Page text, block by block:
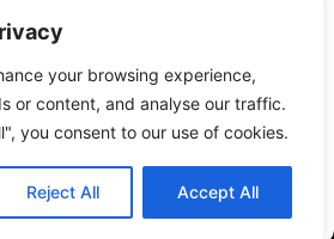
your browsing experience,
or content, and analyse our traffic.
you consent to our use of cookies.
Reject All Accept All
Akceptuję
Odmów
preferencje
DrPixel
Advertisement Contact us